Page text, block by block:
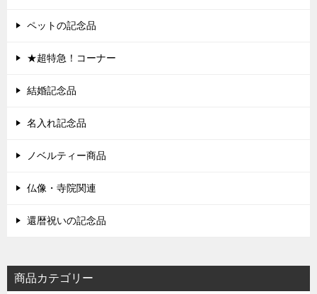
ペットの記念品
★超特急！コーナー
結婚記念品
名入れ記念品
ノベルティー商品
仏像・寺院関連
還暦祝いの記念品
商品カテゴリー